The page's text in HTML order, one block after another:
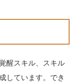
醒スキル、スキル
しています。でき